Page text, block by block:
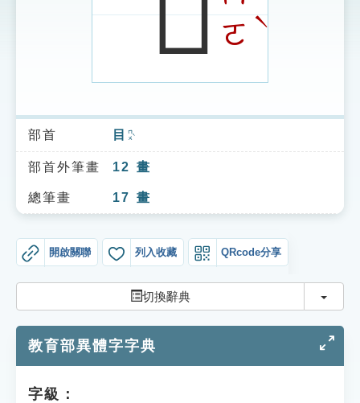
索引選單
知識索引
單字索引
貓頭鷹博士
ㄛˋ
部首 目 ㄇㄨˋ
部首外筆畫 12 畫
總筆畫 17 畫
開啟關聯 列入收藏 QRcode分享
切換辭典 切換
教育部異體字字典
字級：